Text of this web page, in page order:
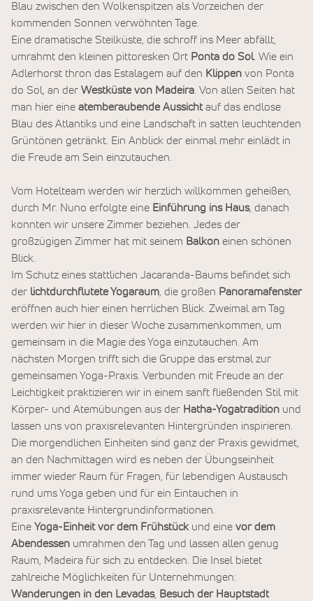
Blau zwischen den Wolkenspitzen als Vorzeichen der
kommenden Sonnen verwöhnten Tage.
Eine dramatische Steilküste, die schroff ins Meer abfällt,
umrahmt den kleinen pittoresken Ort Ponta do Sol. Wie ein
Adlerhorst thron das Estalagem auf den Klippen von Ponta
do Sol, an der Westküste von Madeira. Von allen Seiten hat
man hier eine atemberaubende Aussichtauf das endlose
Blau des Atlantiks und eine Landschaft in satten leuchtenden
Grüntönen getränkt. Ein Anblick der einmal mehr einlädt in
die Freude am Sein einzutauchen.
Vom Hotelteam werden wir herzlich willkommen geheißen,
durch Mr. Nuno erfolgte eine Einführung ins Haus, danach
konnten wir unsere Zimmer beziehen. Jedes der
großzügigen Zimmer hat mit seinem Balkon einen schönen
Blick.
Im Schutz eines stattlichen Jacaranda-Baums befindet sich
der lichtdurchflutete Yogaraum, die großen Panoramafenster
eröffnen auch hier einen herrlichen Blick. Zweimal am Tag
werden wir hier in dieser Woche zusammenkommen, um
gemeinsam in die Magie des Yoga einzutauchen. Am
nächsten Morgen trifft sich die Gruppe das erstmal zur
gemeinsamen Yoga-Praxis. Verbunden mit Freude an der
Leichtigkeit praktizieren wir in einem sanft fließenden Stil mit
Körper- und Atemübungen aus der Hatha-Yogatradition und
lassen uns von praxisrelevanten Hintergründen inspirieren.
Die morgendlichen Einheiten sind ganz der Praxis gewidmet,
an den Nachmittagen wird es neben der Übungseinheit
immer wieder Raum für Fragen, für lebendigen Austausch
rund ums Yoga geben und für ein Eintauchen in
praxisrelevante Hintergrundinformationen.
Eine Yoga-Einheit vor dem Frühstück und eine vor dem
Abendessen umrahmen den Tag und lassen allen genug
Raum, Madeira für sich zu entdecken. Die Insel bietet
zahlreiche Möglichkeiten für Unternehmungen:
Wanderungen in den Levadas, Besuch der Hauptstadt